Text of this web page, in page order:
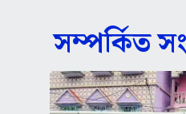
সম্পর্কিত